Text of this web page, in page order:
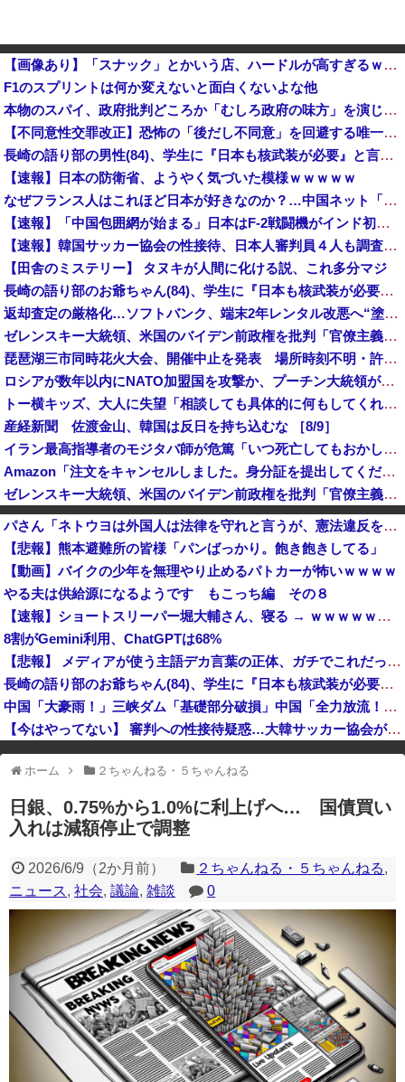
【画像あり】「スナック」とかいう店、ハードルが高すぎるｗｗｗｗｗｗｗ
F1のスプリントは何か変えないと面白くないよな他
本物のスパイ、政府批判どころか「むしろ政府の味方」を演じて潜伏することが判明
【不同意性交罪改正】恐怖の「後だし不同意」を回避する唯一の方法がコチラ → ｗｗｗｗｗｗｗｗｗｗｗｗｗｗｗｗ
長崎の語り部の男性(84)、学生に『日本も核武装が必要』と言われびっくり [8/9]
【速報】日本の防衛省、ようやく気づいた模様ｗｗｗｗｗ
なぜフランス人はこれほど日本が好きなのか？…中国ネット「中国と北朝鮮を除いて日本が好き」！
【速報】「中国包囲網が始まる」日本はF-2戦闘機がインド初派遣
【速報】韓国サッカー協会の性接待、日本人審判員４人も調査へ！！！
【田舎のミステリー】 タヌキが人間に化ける説、これ多分マジ
長崎の語り部のお爺ちゃん(84)、学生に『日本も核武装が必要』と言われびっくり
返却査定の厳格化…ソフトバンク、端末2年レンタル改悪へ“塗装はがれ”でも2.2万円負担…上限も倍額に 保証加入なら免除 [8/9]
ゼレンスキー大統領、米国のバイデン前政権を批判「官僚主義だった」
琵琶湖三市同時花火大会、開催中止を発表 場所時刻不明・許可なし・交通整理なし・市が関与否定
ロシアが数年以内にNATO加盟国を攻撃か、プーチン大統領が追い詰められ…米情報機関分析！
トー横キッズ、大人に失望「相談しても具体的に何もしてくれなくて傷つく。福祉は自由が奪われる」
産経新聞 佐渡金山、韓国は反日を持ち込むな ［8/9］
イラン最高指導者のモジタバ師が危篤「いつ死亡してもおかしくない」…イラン大統領「意思疎通はかなり難しい」！
Amazon「注文をキャンセルしました。身分証を提出してください」 X民「は？怪しすぎんだろ。問い合わせするわ」→衝撃の事実が判明する・・・
ゼレンスキー大統領、米国のバイデン前政権を批判「官僚主義だった」
点滴に排泄物を入れた看護師が勤めていた病院、新病棟を建てたばかりなのに近隣住民の総スカンを食らった結果……
ウクライナがモスクワに向けて初の弾道ミサイルを発射か？！
中国、三峡ダムが全開放流。長江流域で深刻な洪水被害
パさん「ネトウヨは外国人は法律を守れと言うが、憲法違反をしている高市には何も言わない」
【悲報】熊本避難所の皆様「パンばっかり。飽き飽きしてる」
【動画】バイクの少年を無理やり止めるパトカーが怖いｗｗｗｗ
やる夫は供給源になるようです もこっち編 その８
【速報】ショートスリーパー堀大輔さん、寝る → ｗｗｗｗｗｗｗｗｗｗｗｗｗｗｗｗ
8割がGemini利用、ChatGPTは68%
【悲報】 メディアが使う主語デカ言葉の正体、ガチでこれだったｗｗｗｗ
長崎の語り部のお爺ちゃん(84)、学生に『日本も核武装が必要』と言われびっくり
中国「大豪雨！」三峡ダム「基礎部分破損」中国「全力放流！」台風13号「中国上陸予測」台風15号「中国接近（画像」中国「台風同時上陸！（穀物生産が壊滅危機」→
【今はやってない】 審判への性接待疑惑…大韓サッカー協会が声明「現在は一切発生していない」
※アドブロック等の広告非表示プラグインやアドオンを利用している場合、
一部のコンテンツが表示されなくなったり、サイト全体のレイアウトが崩れ
たりする場合があります。
ホーム ２ちゃんねる・５ちゃんねる
日銀、0.75%から1.0%に利上げへ… 国債買い
入れは減額停止で調整
2026/6/9 （2か月前） ２ちゃんねる・５ちゃんねる,
ニュース, 社会, 議論, 雑談 0